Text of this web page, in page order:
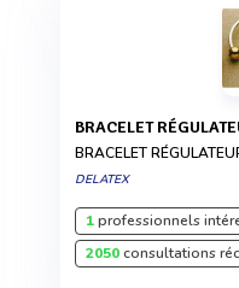
BRACELET
BRACELET
DELATEX
1professionnels
2050consultations